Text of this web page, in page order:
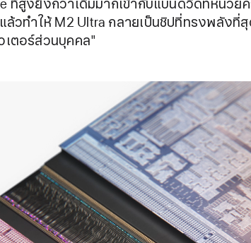
ที่สูงยิ่งกว่าเดิมมากเข้ากับแบนด์วิดท์หน่วย
ล้วทำให้ M2 Ultra กลายเป็นชิปที่ทรงพลังที่สุ
ตอร์ส่วนบุคคล"